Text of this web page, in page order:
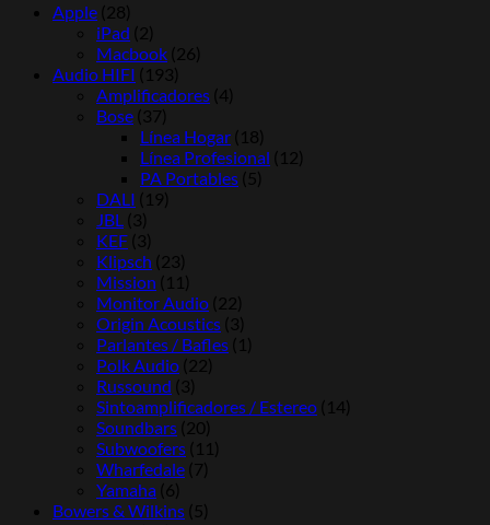
Apple (28)
iPad (2)
Macbook (26)
Audio HIFI (193)
Amplificadores (4)
Bose (37)
Línea Hogar (18)
Línea Profesional (12)
PA Portables (5)
DALI (19)
JBL (3)
KEF (3)
Klipsch (23)
Mission (11)
Monitor Audio (22)
Origin Acoustics (3)
Parlantes / Bafles (1)
Polk Audio (22)
Russound (3)
Sintoamplificadores / Estereo (14)
Soundbars (20)
Subwoofers (11)
Wharfedale (7)
Yamaha (6)
Bowers & Wilkins (5)